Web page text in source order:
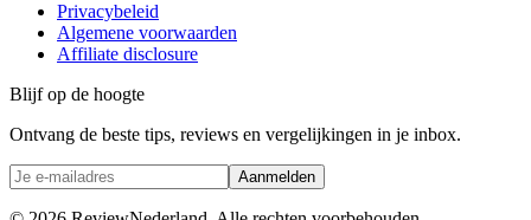
Privacybeleid
Algemene voorwaarden
Affiliate disclosure
Blijf op de hoogte
Ontvang de beste tips, reviews en vergelijkingen in je inbox.
Aanmelden